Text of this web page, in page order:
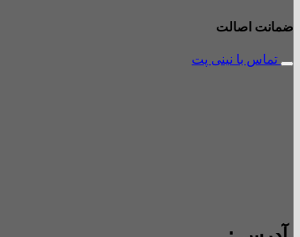
ضمانت اصالت
تماس با نینی پت